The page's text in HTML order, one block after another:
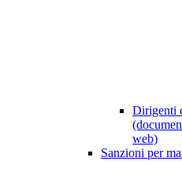
Dirigenti
web)
Sanzioni per